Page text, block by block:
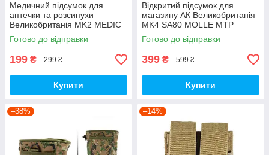
Медичний підсумок для
аптечки та розсипухи
Великобританія MK2 MEDIC
MOLLE DDPM Desert DPM
Готово до відправки
199 ₴ 299 ₴
Купити
Відкритий підсумок для
магазину АК Великобританія
MK4 SA80 MOLLE MTP
подсумок ак молле
Мультикам Multicam
Готово до відправки
399 ₴ 599 ₴
Купити
–38% –14%